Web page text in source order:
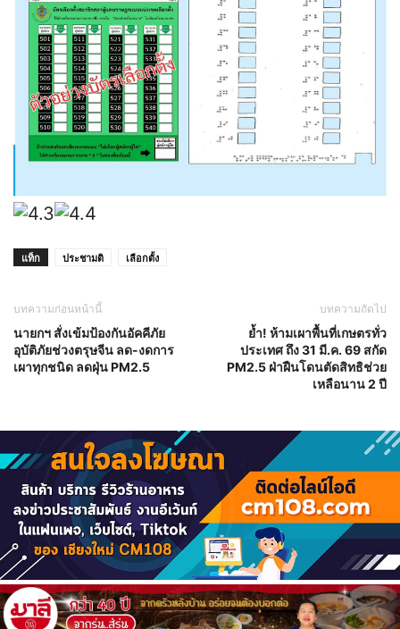
แท็ก ประชามติ เลือกตั้ง
บทความก่อนหน้านี้
นายกฯ สั่งเข้มป้องกันอัคคีภัย
อุบัติภัยช่วงตรุษจีน ลด-งดการ
เผาทุกชนิด ลดฝุ่น PM2.5
บทความถัดไป
ย้ำ! ห้ามเผาพื้นที่เกษตรทั่ว
ประเทศ ถึง 31 มี.ค. 69 สกัด
PM2.5 ฝ่าฝืนโดนตัดสิทธิช่วย
เหลือนาน 2 ปี